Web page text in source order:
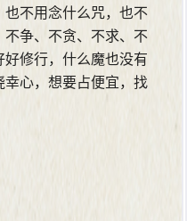
不用念什么咒，也不
争、不贪、不求、不
修行，什么魔也没有
幸心，想要占便宜，找